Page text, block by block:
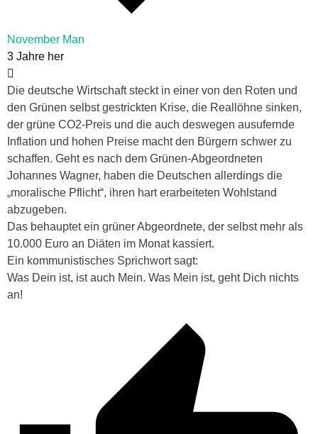
November Man
3 Jahre her
Die deutsche Wirtschaft steckt in einer von den Roten und
den Grünen selbst gestrickten Krise, die Reallöhne sinken,
der grüne CO2-Preis und die auch deswegen ausufernde
Inflation und hohen Preise macht den Bürgern schwer zu
schaffen. Geht es nach dem Grünen-Abgeordneten
Johannes Wagner, haben die Deutschen allerdings die
„moralische Pflicht“, ihren hart erarbeiteten Wohlstand
abzugeben.
Das behauptet ein grüner Abgeordnete, der selbst mehr als
10.000 Euro an Diäten im Monat kassiert.
Ein kommunistisches Sprichwort sagt:
Was Dein ist, ist auch Mein. Was Mein ist, geht Dich nichts
an!